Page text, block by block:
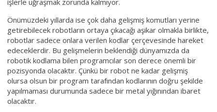
işlerle uğraşmak zorunda kalmıyor.
Önümüzdeki yıllarda ise çok daha gelişmiş komutları yerine
getirebilecek robotların ortaya çıkacağı aşikar olmakla birlikte,
robotlar sadece onlara verilen kodlar çerçevesinde hareket
edeceklerdir. Bu gelişmelerin beklendiği dünyamızda da
robotik kodlama bilen programcılar son derece önemli bir
pozisyonda olacaktır. Çünkü bir robot ne kadar gelişmiş
olursa olsun bir program tarafından kodlarının doğru şekilde
yapılmaması durumunda sadece bir metal yığınından ibaret
olacaktır.